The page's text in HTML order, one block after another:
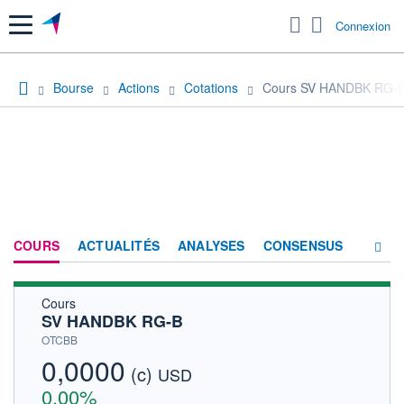
Menu Connexion
Bourse Actions Cotations Cours SV HANDBK RG-
COURS ACTUALITÉS ANALYSES CONSENSUS
Cours
SV HANDBK RG-B
OTCBB
0,0000 (c) USD
0,00%